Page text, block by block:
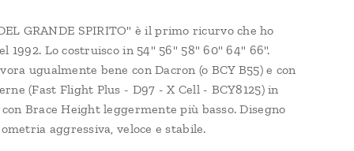
GRANDE SPIRITO" è il primo ricurvo che ho
1992. Lo costruisco in 54" 56" 58" 60" 64" 66".
ugualmente bene con Dacron (o BCY B55) e con
(Fast Flight Plus - D97 - X Cell - BCY8125) in
Brace Height leggermente più basso. Disegno
aggressiva, veloce e stabile.